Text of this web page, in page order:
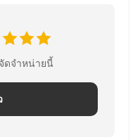
ดจําหน่ายนี้